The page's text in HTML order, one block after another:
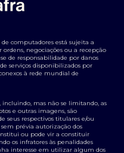
de Investimento
computadores está sujeita a
negociações ou a recepção
de responsabilidade por danos
serviços disponibilizados por
à rede mundial de
incluindo, mas não se limitando, as
e outras imagens, são
seus respectivos titulares e/ou
prévia autorização dos
ou pode vir a constituir
os infratores às penalidades
interesse em utilizar algum dos